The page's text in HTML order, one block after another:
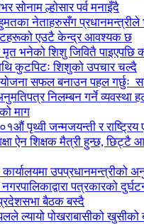
सोनाम ल्होसार पर्व मनाइँदै
नेताहरुसँग प्रधानमन्त्रीले
एउटै केन्द्र आवश्यक छ
भनेको शिशु जिवितै पाइएपछि
कुटपिटः शिशुको उपचार चल्दै
सफल बनाउन पहल गर्छुः
निलम्बन गर्ने व्यवस्था
माग
पृथ्वी जन्मजयन्ती र
ऐन शिक्षक मैत्री हुन्छ, छिट्टै
कार्यालयमा उपप्रधानमन्त्रीको
पत्रकारको
बैठक बस्दै
ल्यायो पोखराबासीको खुसीको